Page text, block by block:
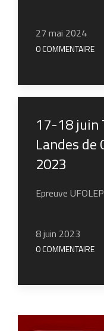
27 mai 2024
0 COMMENTAIRE
17-18 juin
Landes de
2023
Epreuve
8 juin 2023
0 COMMENTAIRE